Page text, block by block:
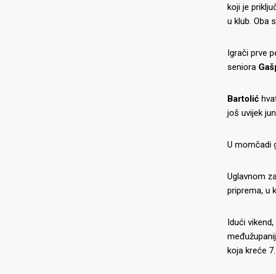
koji je
u klub. Oba
Igrači prve
seniora
Bartolić
još uvijek
U momčadi
Uglavnom
priprema, u
Idući
koja kreće
3×3
TOUR-a u
3×3
07.07.2026